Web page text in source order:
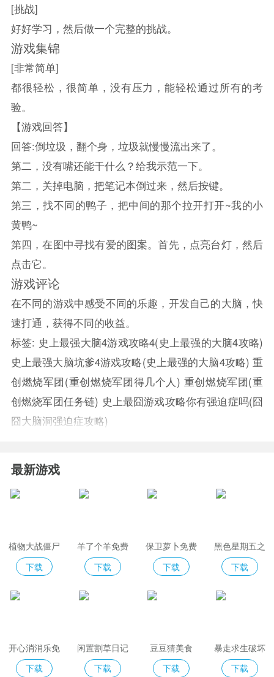
[挑战]
好好学习，然后做一个完整的挑战。
游戏集锦
[非常简单]
都很轻松，很简单，没有压力，能轻松通过所有的考
验。
【游戏回答】
回答:倒垃圾，翻个身，垃圾就慢慢流出来了。
第二，没有嘴还能干什么？给我示范一下。
第二，关掉电脑，把笔记本倒过来，然后按键。
第三，找不同的鸭子，把中间的那个拉开打开~我的小
黄鸭~
第四，在图中寻找有爱的图案。首先，点亮台灯，然后
点击它。
游戏评论
在不同的游戏中感受不同的乐趣，开发自己的大脑，快
速打通，获得不同的收益。
标签: 史上最强大脑4游戏攻略4(史上最强的大脑4攻略)
史上最强大脑坑爹4游戏攻略(史上最强的大脑4攻略) 重
创燃烧军团(重创燃烧军团得几个人) 重创燃烧军团(重
创燃烧军团任务链) 史上最囧游戏攻略你有强迫症吗(囧
囧大脑洞强迫症攻略)
最新游戏
植物大战僵尸
2免费版
下载
羊了个羊免费
下载
保卫萝卜免费
版
下载
黑色星期五之
夜indiecross
下载
开心消消乐免
费版
下载
闲置割草日记
下载
豆豆猜美食
下载
暴走求生破坏
模拟器
下载